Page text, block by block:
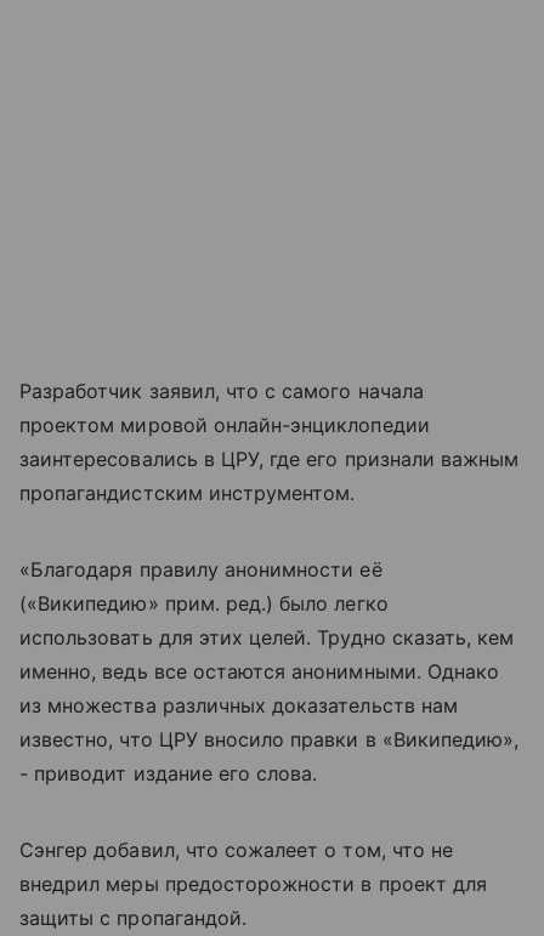
Разработчик заявил, что с самого начала
проектом мировой онлайн-энциклопедии
заинтересовались в ЦРУ, где его признали важным
пропагандистским инструментом.
«Благодаря правилу анонимности её
(«Википедию» прим. ред.) было легко
использовать для этих целей. Трудно сказать, кем
именно, ведь все остаются анонимными. Однако
из множества различных доказательств нам
известно, что ЦРУ вносило правки в «Википедию»,
- приводит издание его слова.
Сэнгер добавил, что сожалеет о том, что не
внедрил меры предосторожности в проект для
защиты с пропагандой.